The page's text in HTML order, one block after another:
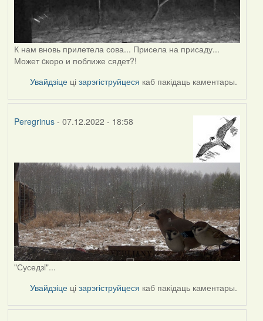
К нам вновь прилетела сова... Присела на присаду...
Может cкоро и поближе сядет?!
Увайдзіце цізарэгіструйцеся каб пакідаць каментары.
Peregrinus- 07.12.2022 - 18:58
"Суседзi"...
Увайдзіце цізарэгіструйцеся каб пакідаць каментары.